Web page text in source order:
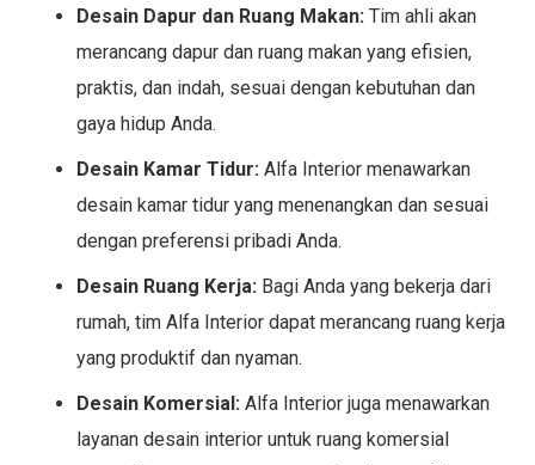
Desain Dapur dan Ruang Makan: Tim ahli akan
merancang dapur dan ruang makan yang efisien,
praktis, dan indah, sesuai dengan kebutuhan dan
gaya hidup Anda.
Desain Kamar Tidur: Alfa Interior menawarkan
desain kamar tidur yang menenangkan dan sesuai
dengan preferensi pribadi Anda.
Desain Ruang Kerja: Bagi Anda yang bekerja dari
rumah, tim Alfa Interior dapat merancang ruang kerja
yang produktif dan nyaman.
Desain Komersial: Alfa Interior juga menawarkan
layanan desain interior untuk ruang komersial